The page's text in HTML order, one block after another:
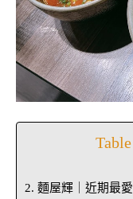
麵屋輝｜近期最